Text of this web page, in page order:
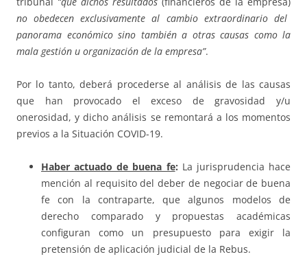
no obedecen exclusivamente al cambio extraordinario del
panorama económico sino también a otras causas como la
mala gestión u organización de la empresa”.
Por lo tanto, deberá procederse al análisis de las causas
que han provocado el exceso de gravosidad y/u
onerosidad, y dicho análisis se remontará a los momentos
previos a la Situación COVID-19.
Haber actuado de buena fe: La jurisprudencia hace
mención al requisito del deber de negociar de buena
fe con la contraparte, que algunos modelos de
derecho comparado y propuestas académicas
configuran como un presupuesto para exigir la
pretensión de aplicación judicial de la Rebus.